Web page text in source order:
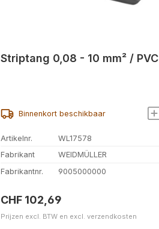
Striptang 0,08 - 10 mm² / PVC
Binnenkort beschikbaar
Artikelnr.
WL17578
Fabrikant
WEIDMÜLLER
Fabrikantnr.
9005000000
Normale prijs:
CHF 102,69
Prijzen excl. BTW en excl. verzendkosten